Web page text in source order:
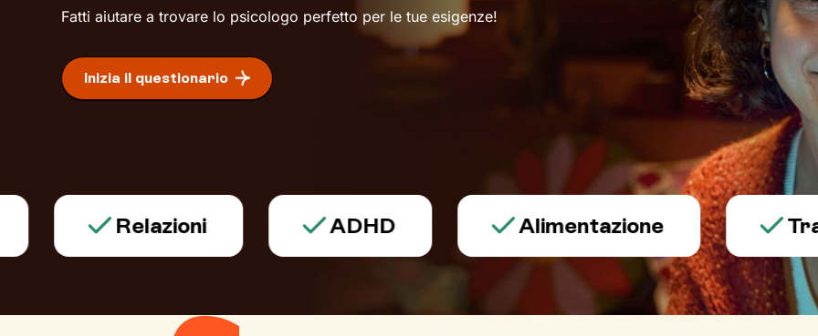
Fatti aiutare a trovare lo psicologo perfetto per le tue esigenze!
Inizia il questionario
Relazioni ADHD Alimentazione